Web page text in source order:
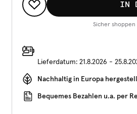
IN
Sicher shoppen
Lieferdatum: 21.8.2026 -
Nachhaltig in Europa
Bequemes Bezahlen u.a. per